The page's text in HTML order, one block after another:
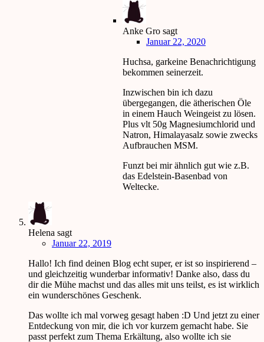
Anke Gro sagt
Januar 22, 2020
Huchsa, garkeine Benachrichtigung
bekommen seinerzeit.
Inzwischen bin ich dazu
übergegangen, die ätherischen Öle
in einem Hauch Weingeist zu lösen.
Plus vlt 50g Magnesiumchlorid und
Natron, Himalayasalz sowie zwecks
Aufbrauchen MSM.
Funzt bei mir ähnlich gut wie z.B.
das Edelstein-Basenbad von
Weltecke.
Helena sagt
Januar 22, 2019
Hallo! Ich find deinen Blog echt super, er ist so inspirierend –
und gleichzeitig wunderbar informativ! Danke also, dass du
dir die Mühe machst und das alles mit uns teilst, es ist wirklich
ein wunderschönes Geschenk.
Das wollte ich mal vorweg gesagt haben :D Und jetzt zu einer
Entdeckung von mir, die ich vor kurzem gemacht habe. Sie
passt perfekt zum Thema Erkältung, also wollte ich sie